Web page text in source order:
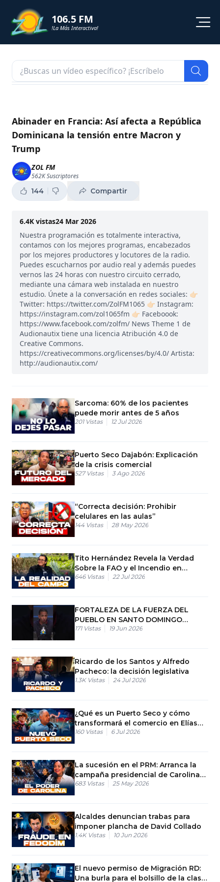
106.5 FM
!La Más Interactiva!
NOTICIAS
SHORTS
PODCAST
ZOL TV
Abinader en Francia: Así afecta a República
Dominicana la tensión entre Macron y
Trump
ZOL FM
562KSuscriptores
144 Compartir
6.4K vistas24 Mar 2026
Nuestra programación es totalmente interactiva,
contamos con los mejores programas, encabezados
por los mejores productores y locutores de la radio.
Puedes escucharnos por audio real y además puedes
vernos las 24 horas con nuestro circuito cerrado,
mediante una cámara web instalada en nuestro
estudio. Únete a la conversación en redes sociales: 👉🏻
Twitter: https://twitter.com/ZolFM1065 👉🏻 Instagram:
https://instagram.com/zol1065fm 👉🏻 Faceboook:
https://www.facebook.com/zolfm/ News Theme 1 de
Audionautix tiene una licencia Atribución 4.0 de
Creative Commons.
https://creativecommons.org/licenses/by/4.0/ Artista:
http://audionautix.com/
Sarcoma: 60% de los pacientes
puede morir antes de 5 años
201 Vistas 12 Jul 2026
Puerto Seco Dajabón: Explicación
de la crisis comercial
527 Vistas 3 Ago 2026
“Correcta decisión: Prohibir
celulares en las aulas”
144 Vistas 28 May 2026
Tito Hernández Revela la Verdad
Sobre la FAO y el Incendio en
Agricultura
646 Vistas 22 Jul 2026
FORTALEZA DE LA FUERZA DEL
PUEBLO EN SANTO DOMINGO
NORTE
171 Vistas 19 Jun 2026
Ricardo de los Santos y Alfredo
Pacheco: la decisión legislativa
1.3K Vistas 24 Jul 2026
¿Qué es un Puerto Seco y cómo
transformará el comercio en Elías
Piña?
160 Vistas 6 Jul 2026
La sucesión en el PRM: Arranca la
campaña presidencial de Carolina
Mejía
683 Vistas 25 May 2026
Alcaldes denuncian trabas para
imponer plancha de David Collado
1.4K Vistas 10 Jun 2026
El nuevo permiso de Migración RD:
Una burla para el bolsillo de la clase